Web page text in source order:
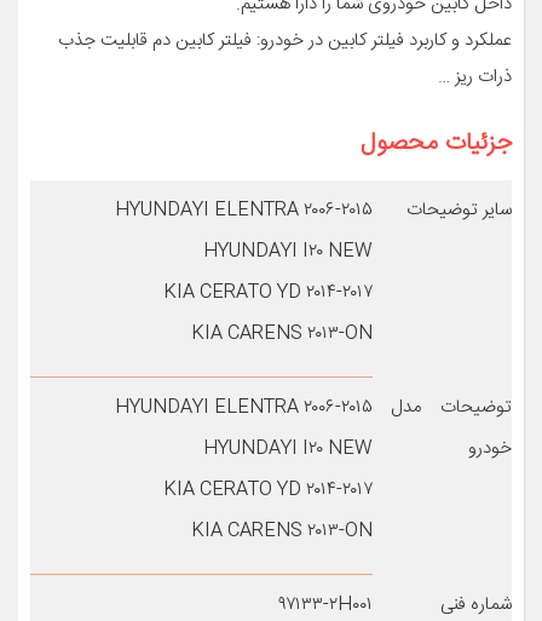
عملکرد و کاربرد فیلتر کابین در خودرو: فیلتر کابین دم قابلیت جذب
ذرات ریز …
جزئیات محصول
سایر توضیحات
HYUNDAYI ELENTRA ۲۰۰۶-۲۰۱۵
HYUNDAYI I۲۰ NEW
KIA CERATO YD ۲۰۱۴-۲۰۱۷
KIA CARENS ۲۰۱۳-ON
توضیحات مدل
خودرو
HYUNDAYI ELENTRA ۲۰۰۶-۲۰۱۵
HYUNDAYI I۲۰ NEW
KIA CERATO YD ۲۰۱۴-۲۰۱۷
KIA CARENS ۲۰۱۳-ON
شماره فنی ۹۷۱۳۳-۲H۰۰۱